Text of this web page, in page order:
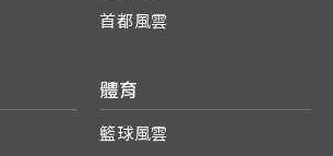
首都風雲
體育
籃球風雲